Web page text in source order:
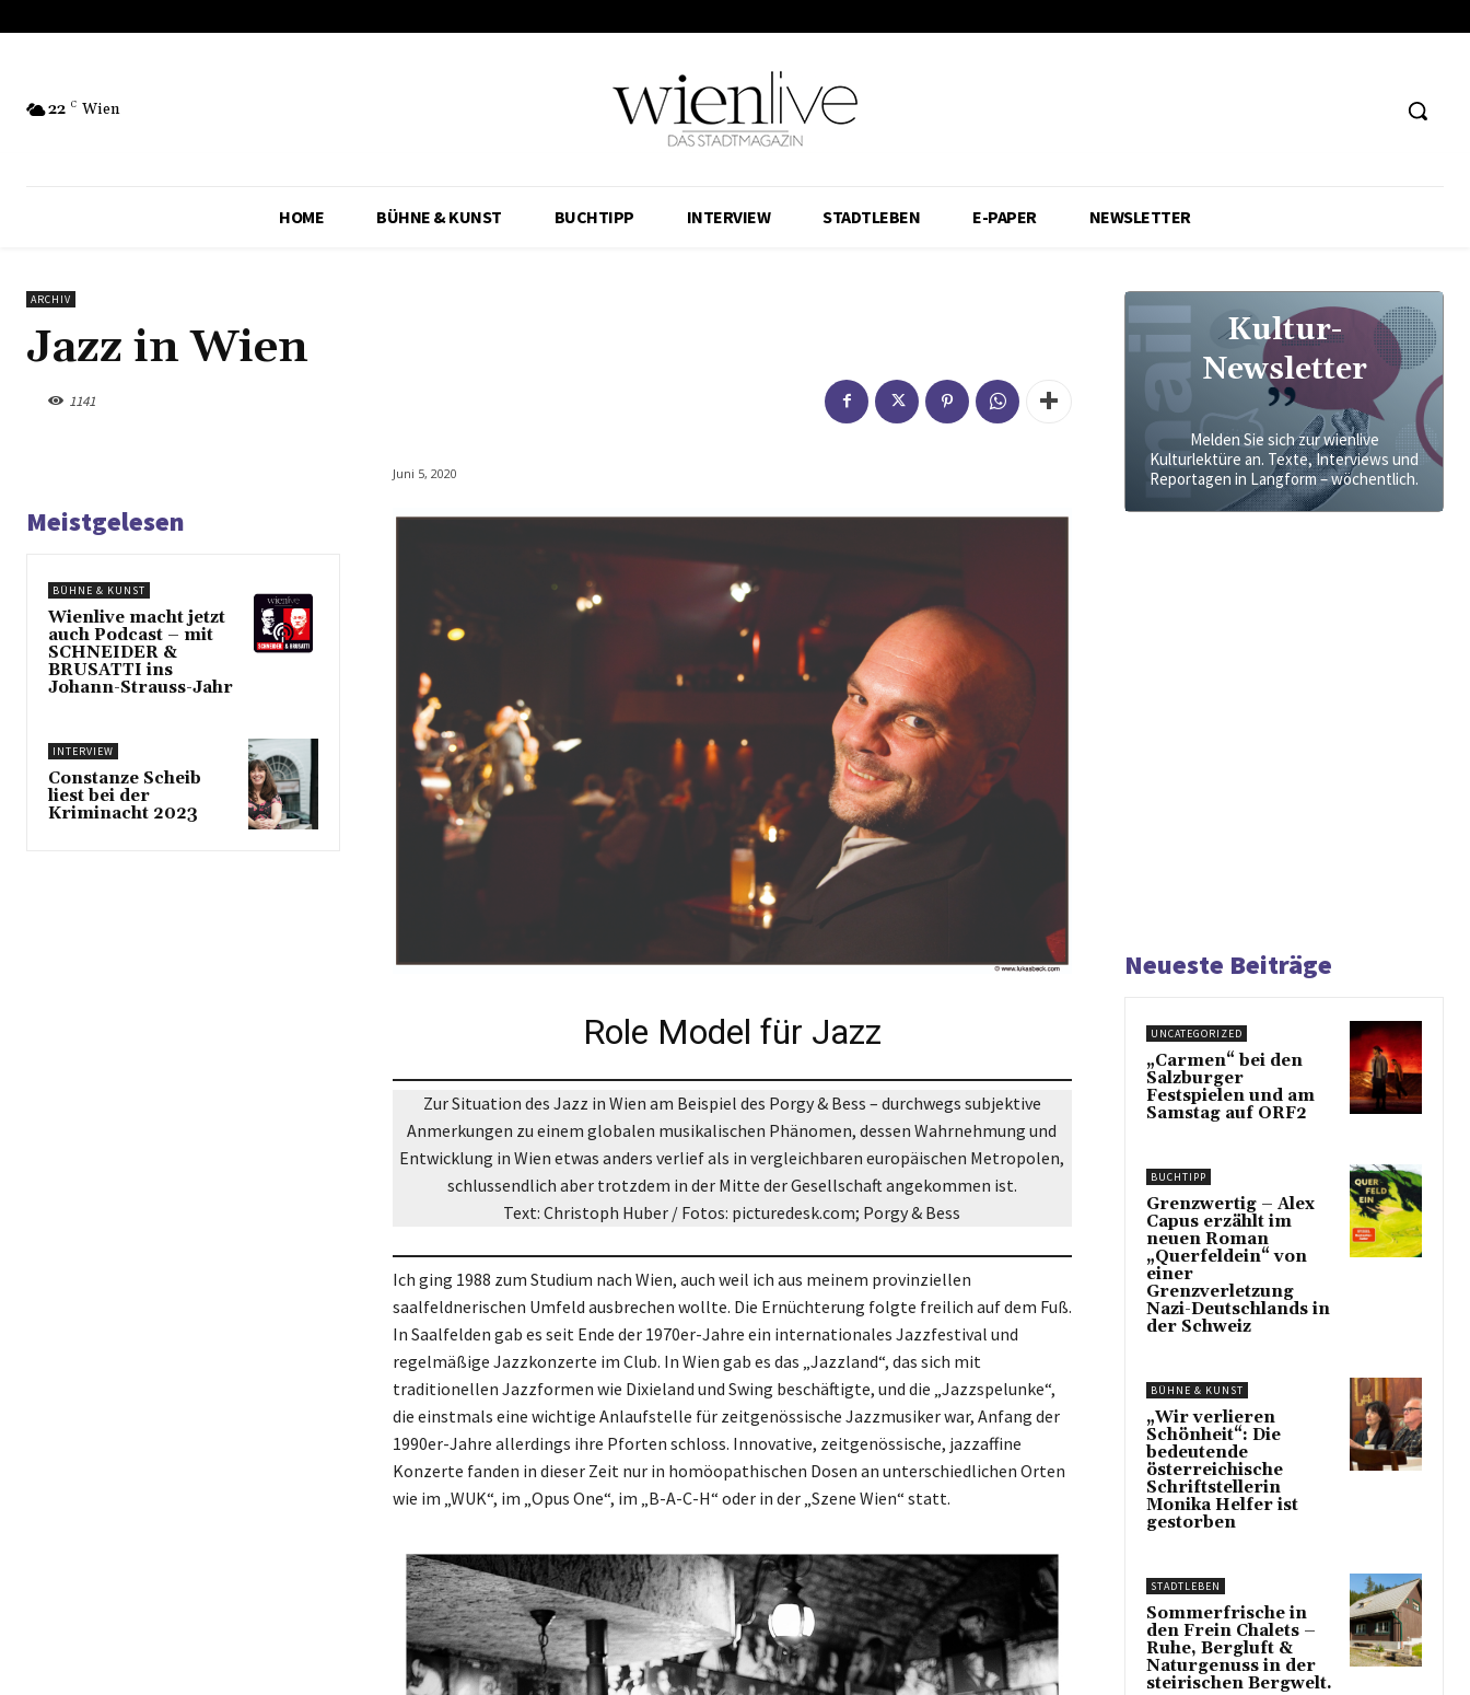
22 C Wien
HOME BÜHNE & KUNST BUCHTIPP INTERVIEW STADTLEBEN E-PAPER NEWSLETTER
ARCHIV
Jazz in Wien
1141
Meistgelesen
BÜHNE & KUNST
Wienlive macht jetzt
auch Podcast – mit
SCHNEIDER &
BRUSATTI ins
Johann-Strauss-Jahr
INTERVIEW
Constanze Scheib
liest bei der
Kriminacht 2023
Juni 5, 2020
Role Model für Jazz
Zur Situation des Jazz in Wien am Beispiel des Porgy & Bess – durchwegs subjektive
Anmerkungen zu einem globalen musikalischen Phänomen, dessen Wahrnehmung und
Entwicklung in Wien etwas anders verlief als in vergleichbaren europäischen Metropolen,
schlussendlich aber trotzdem in der Mitte der Gesellschaft angekommen ist.
Text: Christoph Huber / Fotos: picturedesk.com; Porgy & Bess
Ich ging 1988 zum Studium nach Wien, auch weil ich aus meinem provinziellen
saalfeldnerischen Umfeld ausbrechen wollte. Die Ernüchterung folgte freilich auf dem Fuß.
In Saalfelden gab es seit Ende der 1970er-Jahre ein internationales Jazzfestival und
regelmäßige Jazzkonzerte im Club. In Wien gab es das „Jazzland“, das sich mit
traditionellen Jazzformen wie Dixieland und Swing beschäftigte, und die „Jazzspelunke“,
die einstmals eine wichtige Anlaufstelle für zeitgenössische Jazzmusiker war, Anfang der
1990er-Jahre allerdings ihre Pforten schloss. Innovative, zeitgenössische, jazzaffine
Konzerte fanden in dieser Zeit nur in homöopathischen Dosen an unterschiedlichen Orten
wie im „WUK“, im „Opus One“, im „B-A-C-H“ oder in der „Szene Wien“ statt.
Kultur-
Newsletter
Melden Sie sich zur wienlive
Kulturlektüre an. Texte, Interviews und
Reportagen in Langform – wöchentlich.
Neueste Beiträge
UNCATEGORIZED
„Carmen“ bei den
Salzburger
Festspielen und am
Samstag auf ORF2
BUCHTIPP
Grenzwertig – Alex
Capus erzählt im
neuen Roman
„Querfeldein“ von
einer
Grenzverletzung
Nazi-Deutschlands in
der Schweiz
BÜHNE & KUNST
„Wir verlieren
Schönheit“: Die
bedeutende
österreichische
Schriftstellerin
Monika Helfer ist
gestorben
STADTLEBEN
Sommerfrische in
den Frein Chalets –
Ruhe, Bergluft &
Naturgenuss in der
steirischen Bergwelt.